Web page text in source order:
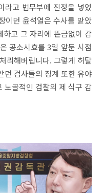
라고 법무부에 진정을 넣었
이던 윤석열은 수사를 맡았
하고 그 자리에 뜬금없이 감
공소시효를 3일 앞둔 시점
리해버립니다. 그렇게 허탈
던 검사들의 징계 또한 유야
노골적인 검찰의 제 식구 감